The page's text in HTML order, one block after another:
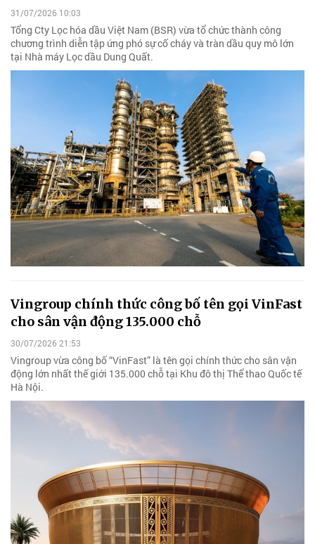
31/07/2026 10:03
Tổng Cty Lọc hóa dầu Việt Nam (BSR) vừa tổ chức thành công
chương trình diễn tập ứng phó sự cố cháy và tràn dầu quy mô lớn
tại Nhà máy Lọc dầu Dung Quất.
Vingroup chính thức công bố tên gọi VinFast
cho sân vận động 135.000 chỗ
30/07/2026 21:53
Vingroup vừa công bố “VinFast” là tên gọi chính thức cho sân vận
động lớn nhất thế giới 135.000 chỗ tại Khu đô thị Thể thao Quốc tế
Hà Nội.